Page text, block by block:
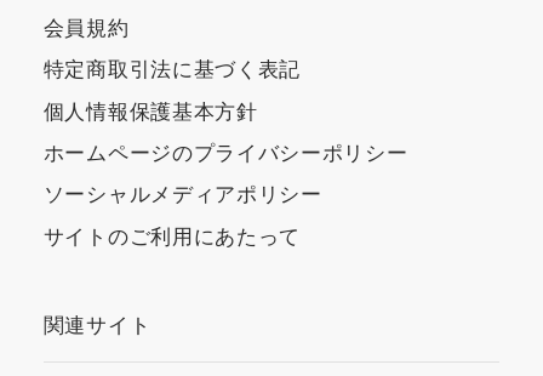
会員規約
特定商取引法に基づく表記
個人情報保護基本方針
ホームページのプライバシーポリシー
ソーシャルメディアポリシー
サイトのご利用にあたって
関連サイト